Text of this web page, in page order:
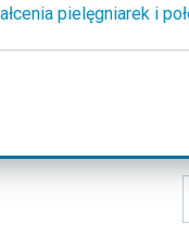
pielęgniarek i